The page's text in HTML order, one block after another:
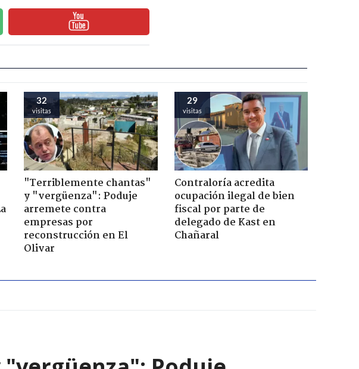
32
visitas
"Terriblemente chantas"
y "vergüenza": Poduje
arremete contra
empresas por
reconstrucción en El
Olivar
29
visitas
Contraloría acredita
ocupación ilegal de bien
fiscal por parte de
delegado de Kast en
Chañaral